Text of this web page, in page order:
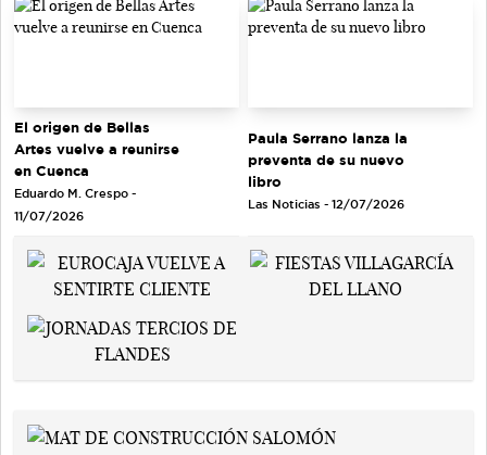
El origen de Bellas
Artes vuelve a reunirse
en Cuenca
Eduardo M. Crespo -
11/07/2026
Paula Serrano lanza la
preventa de su nuevo
libro
Las Noticias - 12/07/2026